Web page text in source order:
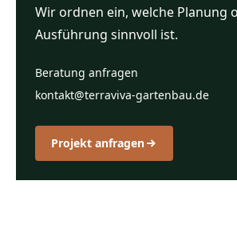
Wir ordnen ein, welche Planung
Ausführung sinnvoll ist.
Beratung anfragen
kontakt@terraviva-gartenbau.de
Projekt anfragen